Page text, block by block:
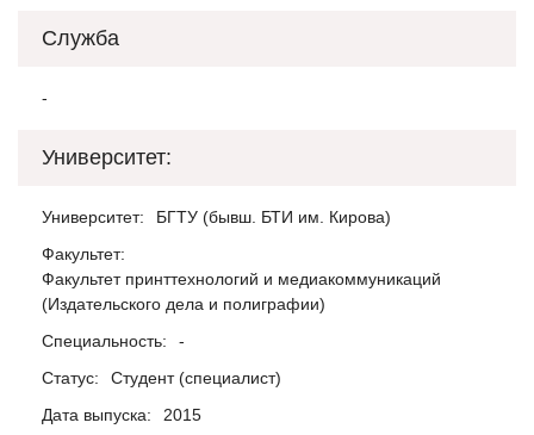
Служба
-
Университет:
Университет:
БГТУ (бывш. БТИ им. Кирова)
Факультет:
Факультет принттехнологий и медиакоммуникаций
(Издательского дела и полиграфии)
Специальность:
-
Статус:
Студент (специалист)
Дата выпуска:
2015